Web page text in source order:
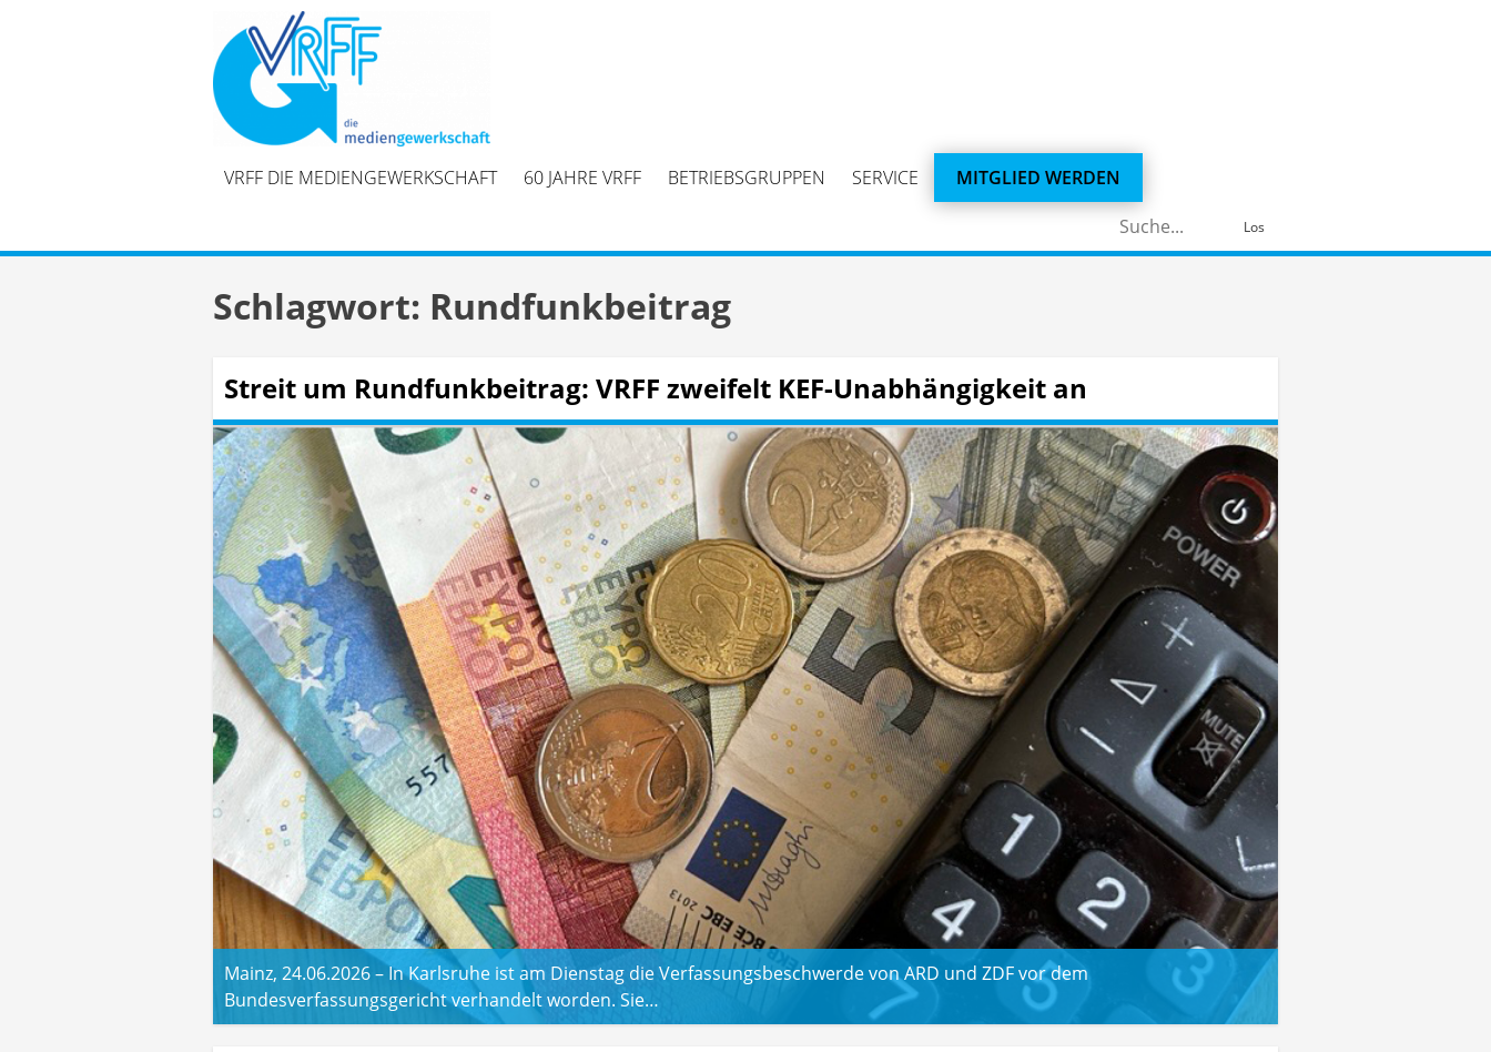
VRFF DIE MEDIENGEWERKSCHAFT 60 JAHRE VRFF BETRIEBSGRUPPEN SERVICE
MITGLIED WERDEN
Los
Schlagwort: Rundfunkbeitrag
Streit um Rundfunkbeitrag: VRFF zweifelt KEF-Unabhängigkeit an
Mainz, 24.06.2026 – In Karlsruhe ist am Dienstag die Verfassungsbeschwerde von ARD und ZDF vor dem
Bundesverfassungsgericht verhandelt worden. Sie…